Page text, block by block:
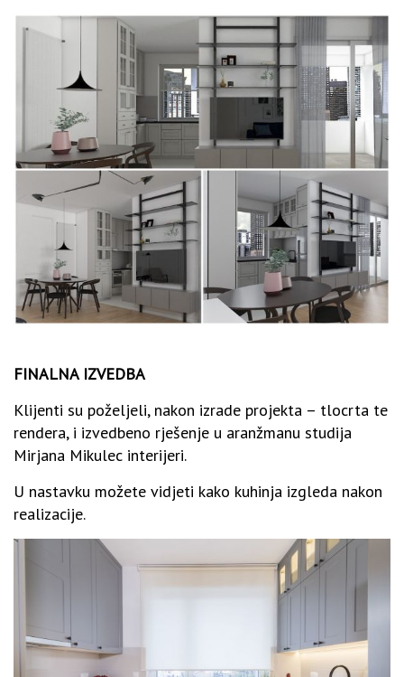
FINALNA IZVEDBA
Klijenti su poželjeli, nakon izrade projekta – tlocrta te
rendera, i izvedbeno rješenje u aranžmanu studija
Mirjana Mikulec interijeri.
U nastavku možete vidjeti kako kuhinja izgleda nakon
realizacije.